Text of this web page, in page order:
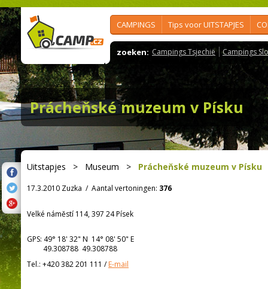
CAMPINGS Tips voor UITSTAPJES
zoeken: Campings Tsjechië Campings
Prácheňské muzeum v Písku
Uitstapjes > Museum > Prácheňské muzeum v Písku
17.3.2010 Zuzka / Aantal vertoningen: 376
Velké náměstí 114, 397 24 Písek
GPS: 49° 18' 32" N 14° 08' 50" E
49.308788 49.308788
Tel.: +420 382 201 111 /E-mail